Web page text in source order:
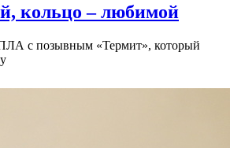
кольцо – любимой
с позывным «Термит», который